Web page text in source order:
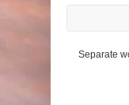
Separate